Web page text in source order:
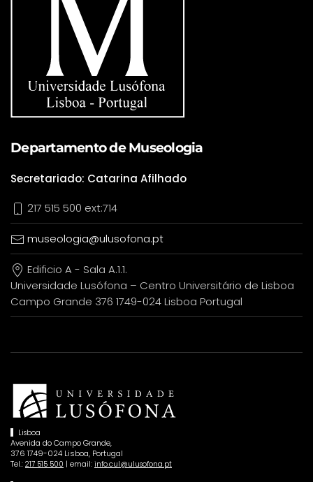
Departamento de Museologia
Secretariado: Catarina Afilhado
217 515 500 ext:714
museologia@ulusofona.pt
Edificio A - Sala A.1.1.
Universidade Lusófona – Centro Universitário de Lisboa
Campo Grande 376 1749-024 Lisboa Portugal
Lisboa
Avenida do Campo Grande,
376 1749-024 Lisboa, Portugal
Tel.: 217 515 500 | email: info.cul@ulusofona.pt